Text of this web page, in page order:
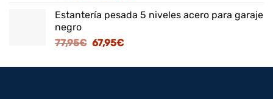
original
125,95€.
actual
Estantería pesada 5 niveles acero para garaje
negro
77,95€ El
original
67,95€El
actual